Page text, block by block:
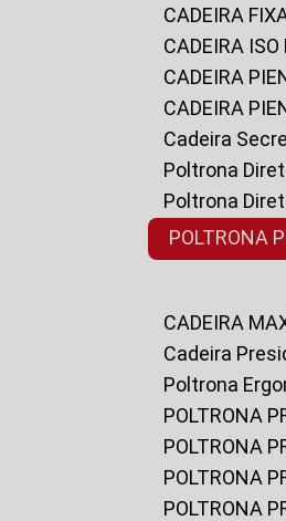
CADEIRA
CADEIRA
CADEIRA
CADEIRA
Cadeira
Poltrona
Poltrona
POLTRONA
CADEIRA
Cadeira
Poltrona
POLTRONA
POLTRONA
POLTRONA
POLTRONA